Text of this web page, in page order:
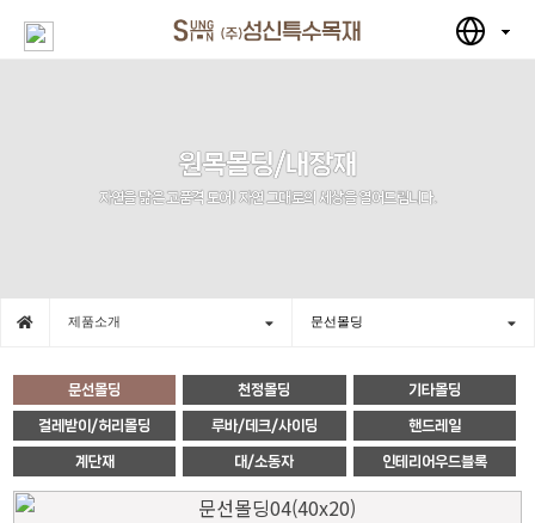
원목몰딩/내장재
자연을 닮은 고품격 도어! 자연 그대로의 세상을 열어드립니다.
제품소개 문선몰딩
문선몰딩 천정몰딩 기타몰딩
걸레받이/허리몰딩 루바/데크/사이딩 핸드레일
계단재 대/소동자 인테리어우드블록